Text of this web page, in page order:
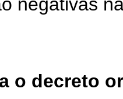
o decreto